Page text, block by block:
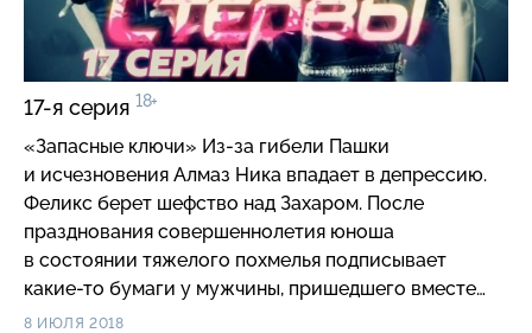
17-я серия 18+
«Запасные ключи» Из-за гибели Пашки
и исчезновения Алмаз Ника впадает в депрессию.
Феликс берет шефство над Захаром. После
празднования совершеннолетия юноша
в состоянии тяжелого похмелья подписывает
какие-то бумаги у мужчины, пришедшего вместе
с участковым. Выясняется, что была проведена
8 ИЮЛЯ 2018